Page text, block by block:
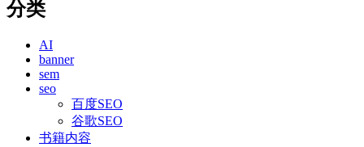
分类
AI
banner
sem
seo
百度SEO
谷歌SEO
书籍内容